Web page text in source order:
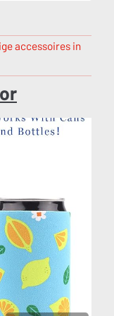
accessoires in